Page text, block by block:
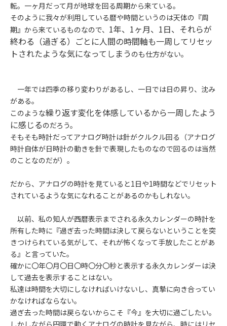
転。一ヶ月だって月が地球を回る周期から来ている。
そのように我々が利用している暦や時間というのは天体の『周
期』から来ているものなので、 1年、1ヶ月、1日、それらが
終わる（過ぎる）ごとに人間の時間軸も一周してリセッ
トされたような気になってしまう のも仕方がない。
一年では四季の移り変わりがあるし、一日では日の昇り、沈み
がある。
このような繰り返す変化を体感しているから一周したよう
に感じるのだろう。
そもそも時計だってアナログ時計は針がクルクル回る（アナログ
時計自体が日時計の動きを針で表現したものなので回るのは当然
のことなのだが）。
だから、アナログの時計を見ていると1日や1時間などでリセット
されているような気になれることがあるのかもしれない。
以前、私の知人が西暦表示までされる永久カレンダーの時計を
所有した時に『過ぎ去った時間は決して戻らないということを突
きつけられている気がして、それが怖くなって手放したことがあ
る』と言っていた。
確かに〇年〇月〇日〇時〇分〇秒と表示する永久カレンダーは決
して過去を表示することはない。
私達は時間を大切にしなければいけないし、真摯に向き合ってい
かなければならない。
過ぎ去った時間は戻らないからこそ『今』を大切に過ごしたい。
しかしながら円環で動くアナログの時計を見ながら、時にはリセ